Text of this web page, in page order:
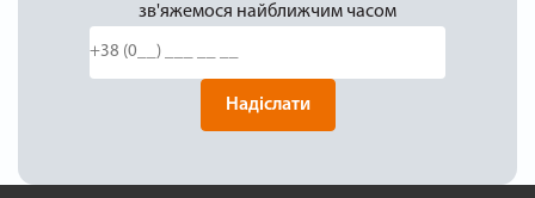
зв'яжемося найближчим часом
Надіслати